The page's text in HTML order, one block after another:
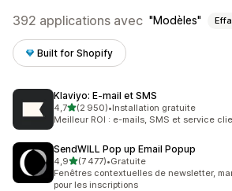
392 applications avec Modèles
Built for Shopify
Klaviyo: E‑mail et SMS
4,7étoile(s) sur 5
(2 950)
2950 avis au total
•Installation gratuite
Meilleur ROI : e-mails, SMS et service
SendWILL Pop up Email Popup
4,9étoile(s) sur 5
(7 477)
7477 avis au total
•Gratuite
Fenêtres contextuelles de newsletter,
pour les inscriptions